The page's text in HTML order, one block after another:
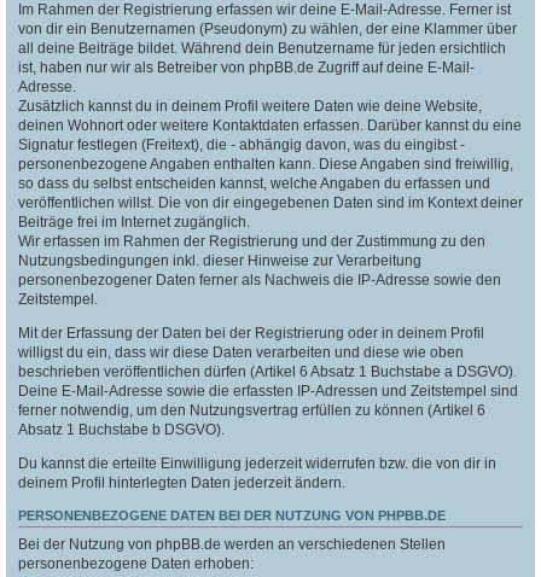
Im Rahmen der Registrierung erfassen wir deine E-Mail-Adresse. Ferner ist
von dir ein Benutzernamen (Pseudonym) zu wählen, der eine Klammer über
all deine Beiträge bildet. Während dein Benutzername für jeden ersichtlich
ist, haben nur wir als Betreiber von phpBB.de Zugriff auf deine E-Mail-
Adresse.
Zusätzlich kannst du in deinem Profil weitere Daten wie deine Website,
deinen Wohnort oder weitere Kontaktdaten erfassen. Darüber kannst du eine
Signatur festlegen (Freitext), die - abhängig davon, was du eingibst -
personenbezogene Angaben enthalten kann. Diese Angaben sind freiwillig,
so dass du selbst entscheiden kannst, welche Angaben du erfassen und
veröffentlichen willst. Die von dir eingegebenen Daten sind im Kontext deiner
Beiträge frei im Internet zugänglich.
Wir erfassen im Rahmen der Registrierung und der Zustimmung zu den
Nutzungsbedingungen inkl. dieser Hinweise zur Verarbeitung
personenbezogener Daten ferner als Nachweis die IP-Adresse sowie den
Zeitstempel.
Mit der Erfassung der Daten bei der Registrierung oder in deinem Profil
willigst du ein, dass wir diese Daten verarbeiten und diese wie oben
beschrieben veröffentlichen dürfen (Artikel 6 Absatz 1 Buchstabe a DSGVO).
Deine E-Mail-Adresse sowie die erfassten IP-Adressen und Zeitstempel sind
ferner notwendig, um den Nutzungsvertrag erfüllen zu können (Artikel 6
Absatz 1 Buchstabe b DSGVO).
Du kannst die erteilte Einwilligung jederzeit widerrufen bzw. die von dir in
deinem Profil hinterlegten Daten jederzeit ändern.
PERSONENBEZOGENE DATEN BEI DER NUTZUNG VON PHPBB.DE
Bei der Nutzung von phpBB.de werden an verschiedenen Stellen
personenbezogene Daten erhoben: